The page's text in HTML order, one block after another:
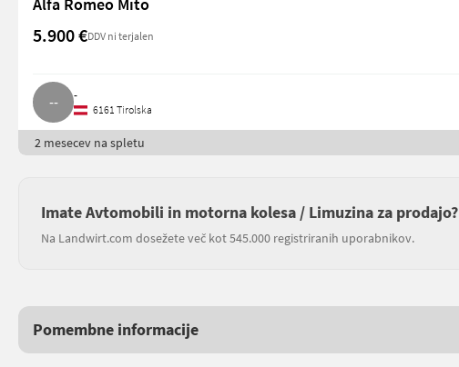
5.900 €DDV ni terjalen
-
6161 Tirolska
2 mesecev na spletu
Imate Avtomobili in motorna kolesa / Limuzina za prodajo?
Na Landwirt.com dosežete več kot 545.000 registriranih uporabnikov.
Pomembne informacije